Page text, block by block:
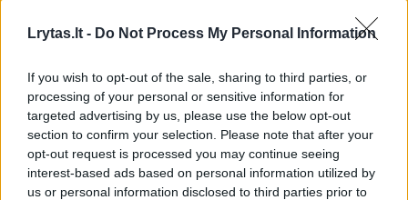
Lrytas.lt - Do Not Process My Personal Information
If you wish to opt-out of the sale, sharing to third parties, or
processing of your personal or sensitive information for
targeted advertising by us, please use the below opt-out
section to confirm your selection. Please note that after your
opt-out request is processed you may continue seeing
interest-based ads based on personal information utilized by
us or personal information disclosed to third parties prior to
Dažniausios kavos gėrimo klaidos,
kurias daro daugelis (1)
2026 m. rugpjūčio 9 d. 05:41
Lrytas.lt